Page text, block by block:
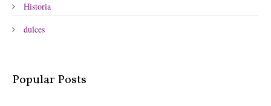
Historia
dulces
Popular Posts